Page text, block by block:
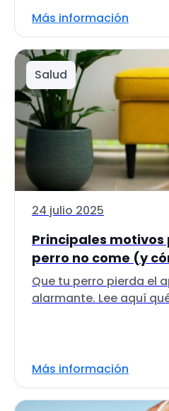
Más información
Salud
24 julio 2025
Principales motivos
perro no come (y
Que tu perro pierda el
alarmante. Lee aquí
Más información